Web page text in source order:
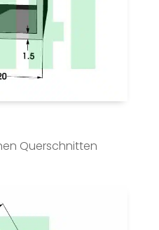
Querschnitten